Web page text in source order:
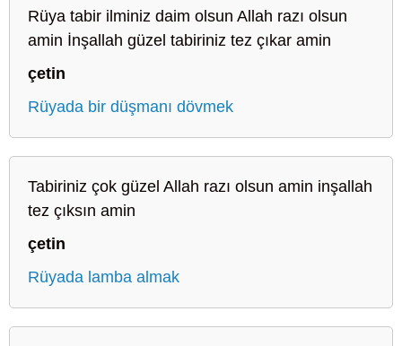
Rüya tabir ilminiz daim olsun Allah razı olsun
amin İnşallah güzel tabiriniz tez çıkar amin
çetin
Rüyada bir düşmanı dövmek
Tabiriniz çok güzel Allah razı olsun amin inşallah
tez çıksın amin
çetin
Rüyada lamba almak